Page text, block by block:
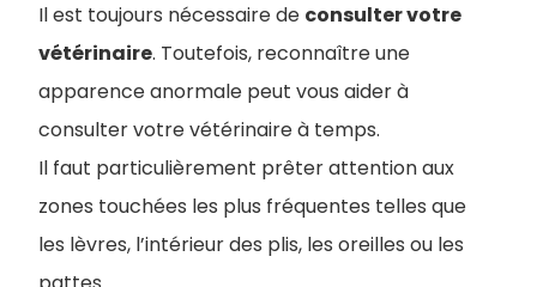
Il est toujours nécessaire de consulter votre
vétérinaire. Toutefois, reconnaître une
apparence anormale peut vous aider à
consulter votre vétérinaire à temps.
Il faut particulièrement prêter attention aux
zones touchées les plus fréquentes telles que
les lèvres, l’intérieur des plis, les oreilles ou les